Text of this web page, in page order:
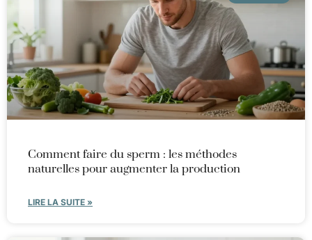
Comment faire du sperm : les méthodes
naturelles pour augmenter la production
LIRE LA SUITE »